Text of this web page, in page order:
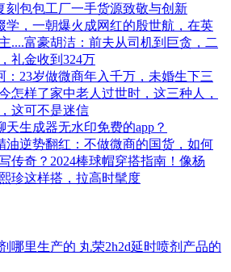
刻包包工厂一手货源致敬与创新
学，一朝爆火成网红的殷世航，在英
....富豪胡洁：前夫从司机到巨贪，二
礼金收到324万
：23岁做微商年入千万，未婚生下三
怎样了家中老人过世时，这三种人，
这可不是迷信
天生成器无水印免费的app？
油逆势翻红：不做微商的国货，如何
传奇？2024棒球帽穿搭指南！像杨
珍这样搭，拉高时髦度
哪里生产的 丸荣2h2d延时喷剂产品的